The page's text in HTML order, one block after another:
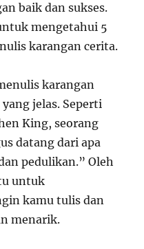
baik dan sukses.
mengetahui 5
karangan cerita.
karangan
jelas. Seperti
King, seorang
datang dari apa
pedulikan.” Oleh
untuk
kamu tulis dan
menarik.